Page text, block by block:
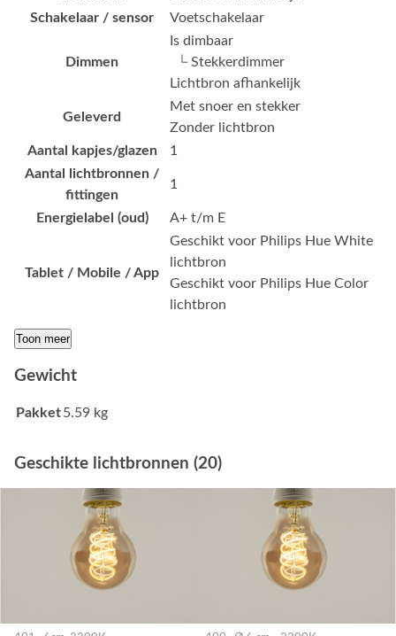
Schakelaar / sensor
Voetschakelaar
Dimmen
Is dimbaar
└ Stekkerdimmer
Lichtbron afhankelijk
Geleverd
Met snoer en stekker
Zonder lichtbron
Aantal kapjes/glazen
1
Aantal lichtbronnen /
fittingen
1
Energielabel (oud) A+ t/m E
Tablet / Mobile / App
Geschikt voor Philips Hue White
lichtbron
Geschikt voor Philips Hue Color
lichtbron
Toon meer
Gewicht
Pakket5.59 kg
Geschikte lichtbronnen (20)